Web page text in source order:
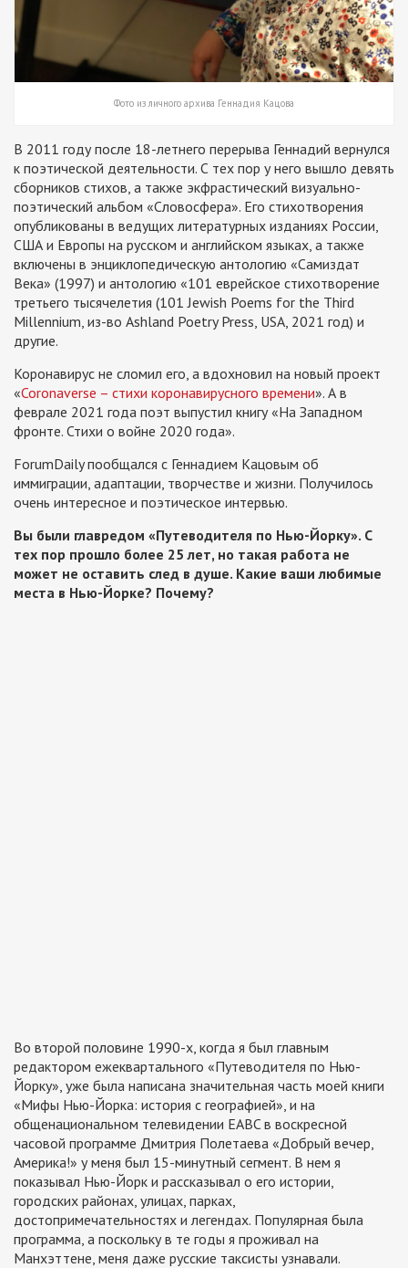
Фото из личного архива Геннадия Кацова
В 2011 году после 18-летнего перерыва Геннадий вернулся
к поэтической деятельности. С тех пор у него вышло девять
сборников стихов, а также экфрастический визуально-
поэтический альбом «Словосфера». Его стихотворения
опубликованы в ведущих литературных изданиях России,
США и Европы на русском и английском языках, а также
включены в энциклопедическую антологию «Самиздат
Века» (1997) и антологию «101 еврейское стихотворение
третьего тысячелетия (101 Jewish Poems for the Third
Millennium, из-во Ashland Poetry Press, USA, 2021 год) и
другие.
Коронавирус не сломил его, а вдохновил на новый проект
«Coronaverse – стихи коронавирусного времени». А в
феврале 2021 года поэт выпустил книгу «На Западном
фронте. Стихи о войне 2020 года».
ForumDaily пообщался с Геннадием Кацовым об
иммиграции, адаптации, творчестве и жизни. Получилось
очень интересное и поэтическое интервью.
Вы были главредом «Путеводителя по Нью-Йорку». С
тех пор прошло более 25 лет, но такая работа не
может не оставить след в душе. Какие ваши любимые
места в Нью-Йорке? Почему?
Во второй половине 1990-х, когда я был главным
редактором ежеквартального «Путеводителя по Нью-
Йорку», уже была написана значительная часть моей книги
«Мифы Нью-Йорка: история с географией», и на
общенациональном телевидении EABC в воскресной
часовой программе Дмитрия Полетаева «Добрый вечер,
Америка!» у меня был 15-минутный сегмент. В нем я
показывал Нью-Йорк и рассказывал о его истории,
городских районах, улицах, парках,
достопримечательностях и легендах. Популярная была
программа, а поскольку в те годы я проживал на
Манхэттене, меня даже русские таксисты узнавали.